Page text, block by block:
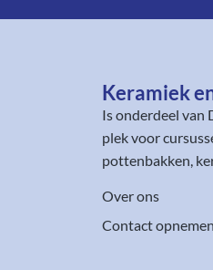
Keramiek
Is onderdeel van
plek voor
pottenbakken,
Over ons
Contact opnemen